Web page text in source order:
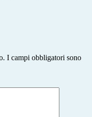
I campi obbligatori sono